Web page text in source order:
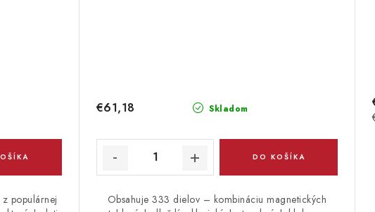
populárnej
Skladom
€61,18
DO KOŠÍKA
Obsahuje 333 dielov – kombináciu magnetických